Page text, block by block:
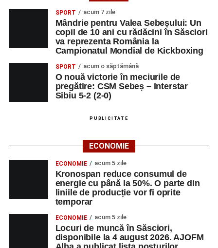
SPORT acum 7 zile
Mândrie pentru Valea Sebeșului: Un
copil de 10 ani cu rădăcini în Săsciori
va reprezenta România la
Campionatul Mondial de Kickboxing
SPORT acum o săptămână
O nouă victorie în meciurile de
pregătire: CSM Sebeș – Interstar
Sibiu 5-2 (2-0)
PUBLICITATE
ECONOMIE
ECONOMIE acum 5 zile
Kronospan reduce consumul de
energie cu până la 50%. O parte din
liniile de producție vor fi oprite
temporar
ECONOMIE acum 5 zile
Locuri de muncă în Săsciori,
disponibile la 4 august 2026. AJOFM